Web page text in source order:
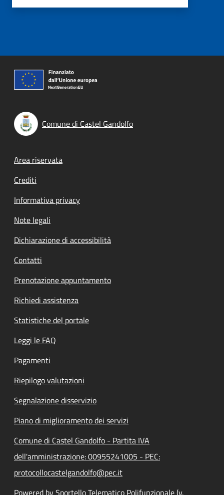
Comune di Castel Gandolfo
Footer menu
Area riservata
Crediti
Informativa privacy
Note legali
Dichiarazione di accessibilità
Contatti
Prenotazione appuntamento
Richiedi assistenza
Statistiche del portale
Leggi le FAQ
Pagamenti
Riepilogo valutazioni
Segnalazione disservizio
Piano di miglioramento dei servizi
Comune di Castel Gandolfo - Partita IVA
dell'amministrazione: 00955241005 - PEC:
protocollocastelgandolfo@pec.it
Powered by Sportello Telematico Polifunzionale (v.